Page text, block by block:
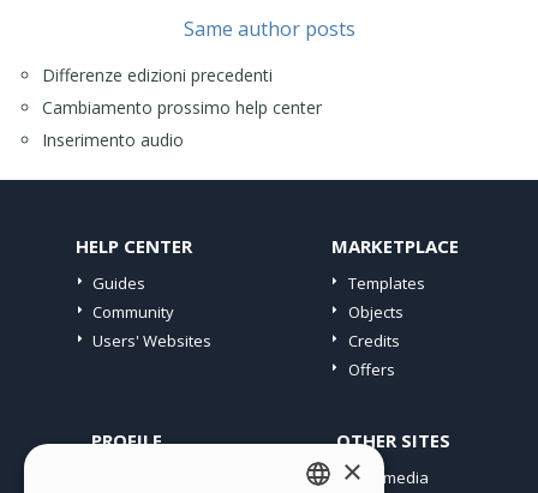
Same author posts
Differenze edizioni precedenti
Cambiamento prossimo help center
Inserimento audio
HELP CENTER
Guides
Community
Users' Websites
MARKETPLACE
Templates
Objects
Credits
Offers
PROFILE OTHER SITES
Incomedia
×